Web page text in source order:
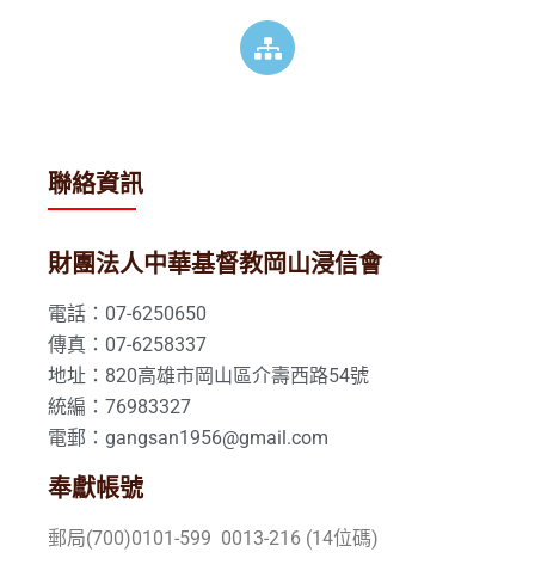
聯絡資訊
財團法人中華基督教岡山浸信會
電話：07-6250650
傳真：07-6258337
地址：820高雄市岡山區介壽西路54號
統編：76983327
電郵：gangsan1956@gmail.com
奉獻帳號
郵局(700)0101-599 0013-216 (14位碼)